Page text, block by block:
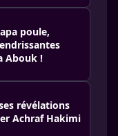
poule,
Abouk !
révélations
Achraf Hakimi